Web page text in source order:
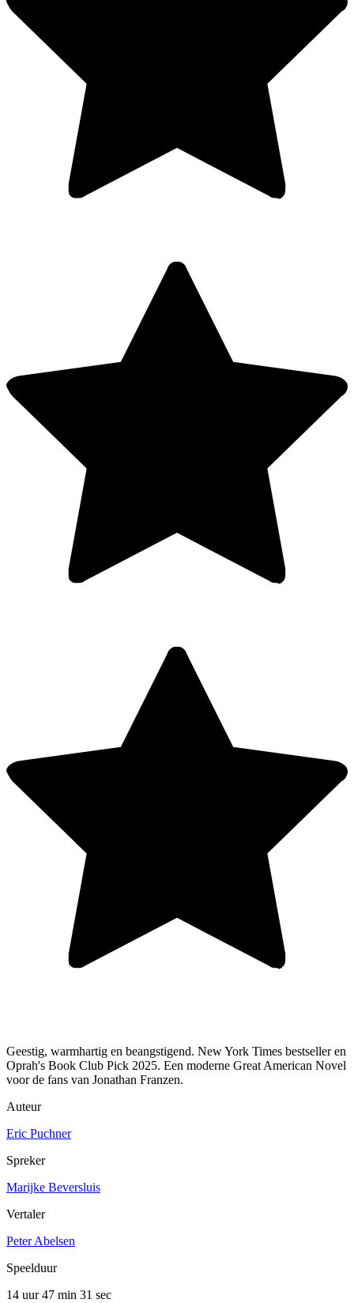
Geestig, warmhartig en beangstigend. New York Times bestseller en
Oprah's Book Club Pick 2025. Een moderne Great American Novel
voor de fans van Jonathan Franzen.
Auteur
Eric Puchner
Spreker
Marijke Beversluis
Vertaler
Peter Abelsen
Speelduur
14 uur 47 min 31 sec